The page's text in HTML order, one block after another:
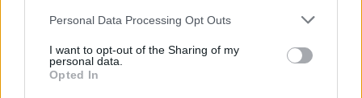
Personal Data Processing Opt Outs
I want to opt-out of the Sharing of my
personal data.
Opted In